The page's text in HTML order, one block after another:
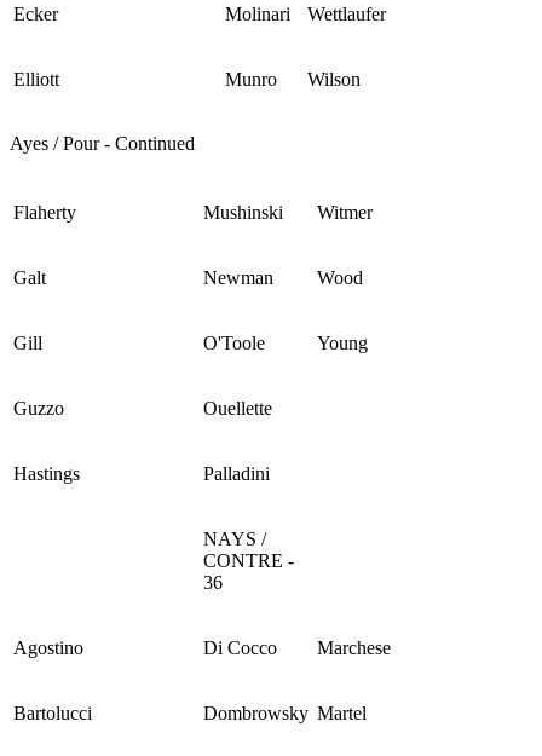
Ecker Molinari Wettlaufer
Elliott Munro Wilson
Ayes / Pour - Continued
Flaherty Mushinski Witmer
Galt Newman Wood
Gill O'Toole Young
Guzzo Ouellette
Hastings Palladini
NAYS /
CONTRE -
36
Agostino Di Cocco Marchese
Bartolucci Dombrowsky Martel